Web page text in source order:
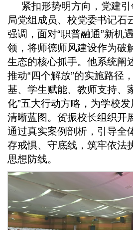
紧扣形势明方向，党建
局党组成员、校党委书记石
强调，面对“职普融通”新机
领，将师德师风建设作为破
生态的核心抓手。他系统阐
推动“四个解放”的实施路径
基、学生赋能、教师支持、
化”五大行动方略，为学校
清晰蓝图。贺振校长组织开
通过真实案例剖析，引导全
存戒惧、守底线，筑牢依法
思想防线。